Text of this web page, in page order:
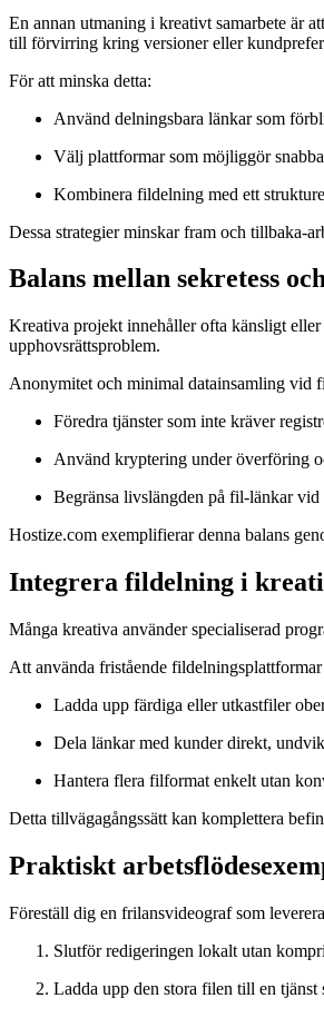
En annan utmaning i kreativt samarbete är
till förvirring kring versioner eller
För att minska detta:
Använd delningsbara länkar som
Välj plattformar som möjliggör
Kombinera fildelning med ett
Dessa strategier minskar fram och tillbaka-
Balans mellan sekretess
Kreativa projekt innehåller ofta känsligt
upphovsrättsproblem.
Anonymitet och minimal datainsamling vid
Föredra tjänster som inte kräver
Använd kryptering under överföring
Begränsa livslängden på fil-länkar
Hostize.com exemplifierar denna balans
Integrera fildelning i
Många kreativa använder specialiserad
Att använda fristående
Ladda upp färdiga eller utkastfiler
Dela länkar med kunder direkt,
Hantera flera filformat enkelt utan
Detta tillvägagångssätt kan komplettera
Praktiskt
Föreställ dig en frilansvideograf som
Slutför redigeringen lokalt utan
Ladda upp den stora filen till en tjänst